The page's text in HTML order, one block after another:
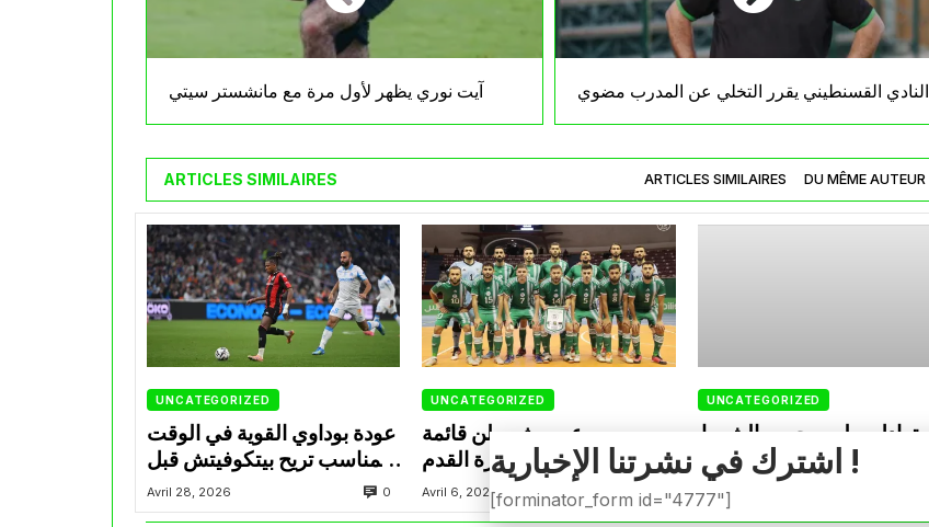
آيت نوري يظهر لأول مرة مع مانشستر سيتي النادي القسنطيني يقرر التخلي عن المدرب مضوي
ARTICLES SIMILAIRES ARTICLES SIMILAIRES DU MÊME AUTEUR
UNCATEGORIZED
عودة بوداوي القوية في الوقت
المناسب تريح بيتكوفيتش قبل
التحدي المونديالي
Avril 28, 2026 0
UNCATEGORIZED
بن عمروش يعلن قائمة
المنتخب الوطني لكرة القدم
داخل القاعة المعنية بوديتي
مصر
Avril 6, 2026 0
UNCATEGORIZED
تعادل سلبي يحسم الشوط
الأول بين أولمبي الشلف
ووفاق سطيف
Mars 6, 2026
اشترك في نشرتنا الإخبارية !
[forminator_form id="4777"]